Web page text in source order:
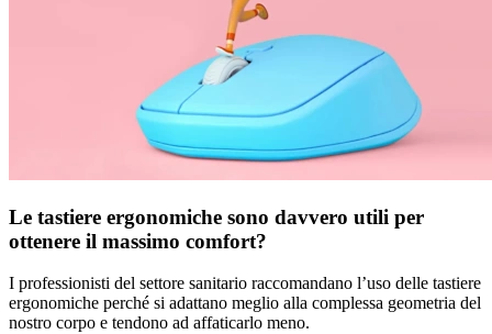
Le tastiere ergonomiche sono davvero utili per
ottenere il massimo comfort?
I professionisti del settore sanitario raccomandano l’uso delle tastiere
ergonomiche perché si adattano meglio alla complessa geometria del
nostro corpo e tendono ad affaticarlo meno.